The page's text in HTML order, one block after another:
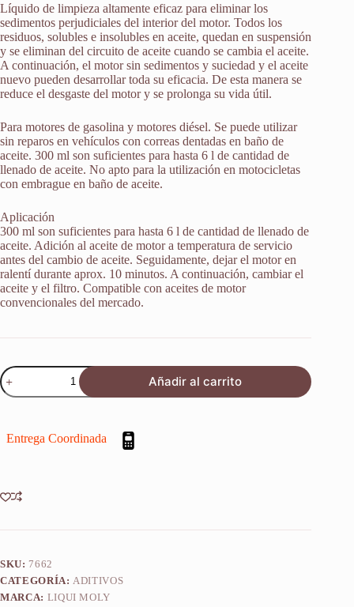
Líquido de limpieza altamente eficaz para eliminar los
sedimentos perjudiciales del interior del motor. Todos los
residuos, solubles e insolubles en aceite, quedan en suspensión
y se eliminan del circuito de aceite cuando se cambia el aceite.
A continuación, el motor sin sedimentos y suciedad y el aceite
nuevo pueden desarrollar toda su eficacia. De esta manera se
reduce el desgaste del motor y se prolonga su vida útil.
Para motores de gasolina y motores diésel. Se puede utilizar
sin reparos en vehículos con correas dentadas en baño de
aceite. 300 ml son suficientes para hasta 6 l de cantidad de
llenado de aceite. No apto para la utilización en motocicletas
con embrague en baño de aceite.
Aplicación
300 ml son suficientes para hasta 6 l de cantidad de llenado de
aceite. Adición al aceite de motor a temperatura de servicio
antes del cambio de aceite. Seguidamente, dejar el motor en
ralentí durante aprox. 10 minutos. A continuación, cambiar el
aceite y el filtro. Compatible con aceites de motor
convencionales del mercado.
Limpiador
Interno
Motor
Moly
Añadir al carrito
Entrega Coordinada
SKU: 7662
CATEGORÍA: ADITIVOS
MARCA: LIQUI MOLY